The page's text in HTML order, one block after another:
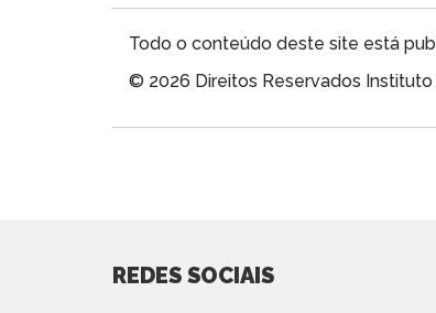
Todo o conteúdo deste site está
© 2026 Direitos Reservados
REDES SOCIAIS